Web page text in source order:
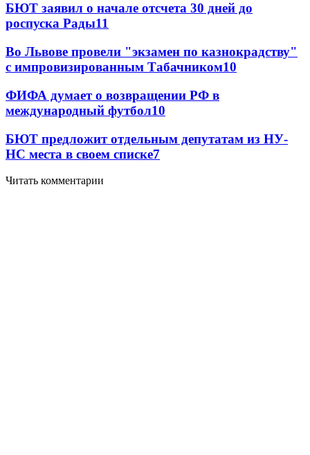
БЮТ заявил о начале отсчета 30 дней до
роспуска Рады11
Во Львове провели "экзамен по казнокрадству"
с импровизированным Табачником10
ФИФА думает о возвращении РФ в
международный футбол10
БЮТ предложит отдельным депутатам из НУ-
НС места в своем списке7
Читать комментарии